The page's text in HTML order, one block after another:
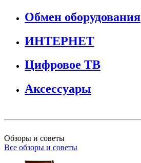
Обмен оборудования
ИНТЕРНЕТ
Цифровое ТВ
Аксессуары
Обзоры и советы
Все обзоры и советы